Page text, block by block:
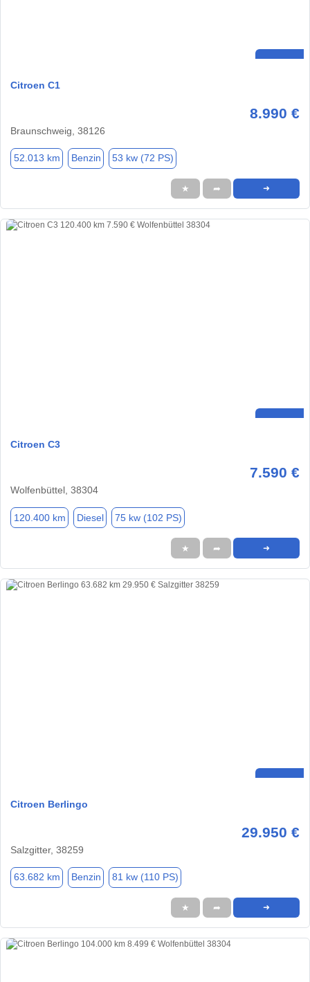
Citroen C1
8.990 €
Braunschweig, 38126
52.013 km Benzin 53 kw (72 PS)
★ ➦ ➜
Citroen C3
7.590 €
Wolfenbüttel, 38304
120.400 km Diesel 75 kw (102 PS)
★ ➦ ➜
Citroen Berlingo
29.950 €
Salzgitter, 38259
63.682 km Benzin 81 kw (110 PS)
★ ➦ ➜